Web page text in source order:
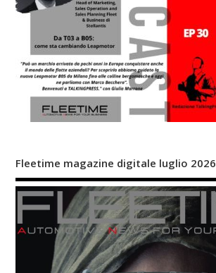
Fleetime magazine digitale luglio 2026